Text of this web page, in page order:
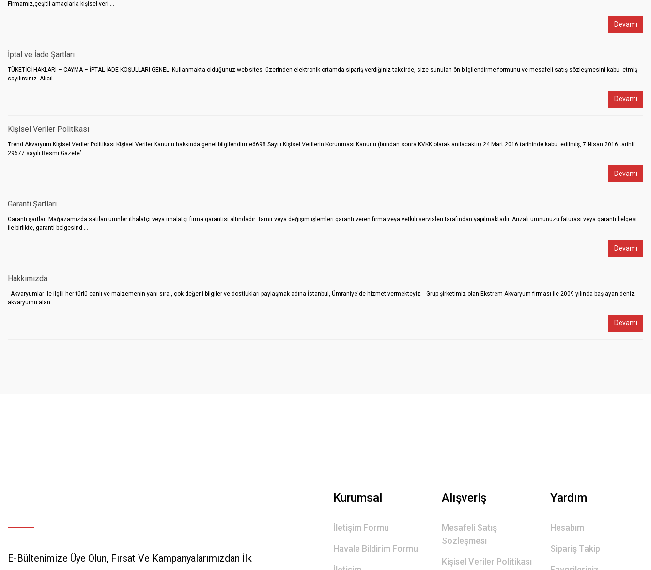
Firmamız,çeşitli amaçlarla kişisel veri ...
Devamı
İptal ve İade Şartları
TÜKETİCİ HAKLARI – CAYMA – İPTAL İADE KOŞULLARI GENEL: Kullanmakta olduğunuz web sitesi üzerinden elektronik ortamda sipariş verdiğiniz takdirde, size sunulan ön bilgilendirme formunu ve mesafeli satış sözleşmesini kabul etmiş
sayılırsınız. Alıcıl ...
Devamı
Kişisel Veriler Politikası
Trend Akvaryum Kişisel Veriler Politikası Kişisel Veriler Kanunu hakkında genel bilgilendirme6698 Sayılı Kişisel Verilerin Korunması Kanunu (bundan sonra KVKK olarak anılacaktır) 24 Mart 2016 tarihinde kabul edilmiş, 7 Nisan 2016 tarihli
29677 sayılı Resmi Gazete’ ...
Devamı
Garanti Şartları
Garanti şartları Mağazamızda satılan ürünler ithalatçı veya imalatçı firma garantisi altındadır. Tamir veya değişim işlemleri garanti veren firma veya yetkili servisleri tarafından yapılmaktadır. Arızalı ürününüzü faturası veya garanti belgesi
ile birlikte, garanti belgesind ...
Devamı
Hakkımızda
Akvaryumlar ile ilgili her türlü canlı ve malzemenin yanı sıra , çok değerli bilgiler ve dostlukları paylaşmak adına İstanbul, Ümraniye'de hizmet vermekteyiz. Grup şirketimiz olan Ekstrem Akvaryum firması ile 2009 yılında başlayan deniz
akvaryumu alan ...
Devamı
E-Bültenimize Üye Olun, Fırsat Ve Kampanyalarımızdan İlk
Kurumsal
İletişim Formu
Havale Bildirim Formu
Alışveriş
Mesafeli Satış
Sözleşmesi
Kişisel Veriler Politikası
Yardım
Hesabım
Sipariş Takip